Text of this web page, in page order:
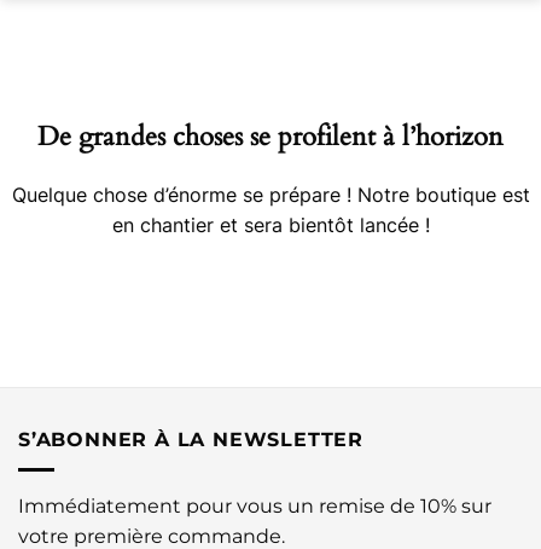
De grandes choses se profilent à l’horizon
Quelque chose d’énorme se prépare ! Notre boutique est
en chantier et sera bientôt lancée !
S’ABONNER À LA NEWSLETTER
Immédiatement pour vous un remise de 10% sur
votre première commande.